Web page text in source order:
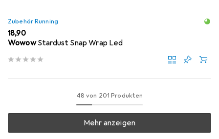
Zubehör Running
EUR
18,90
Wowow Stardust Snap Wrap Led
48 von 201 Produkten
Mehr anzeigen